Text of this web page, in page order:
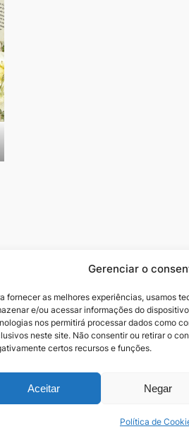
Gerenciar o
fornecer as melhores experiências, usamos
e/ou acessar informações do
nos permitirá processar dados como
neste site. Não consentir ou retirar o
certos recursos e funções.
Aceitar Negar
Política de
e Benzedeiros